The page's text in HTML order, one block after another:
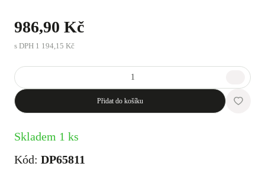
986,90 Kč
s DPH 1 194,15 Kč
Přidat do košíku
Skladem 1 ks
Kód: DP65811